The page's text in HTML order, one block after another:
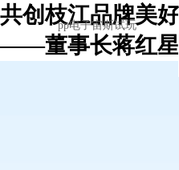
共创枝江品牌美
——董事长蒋红星
pp电子宙斯试玩